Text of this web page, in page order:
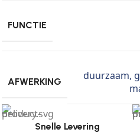
FUNCTIE
AFWERKING duurzaam,
Snelle Levering